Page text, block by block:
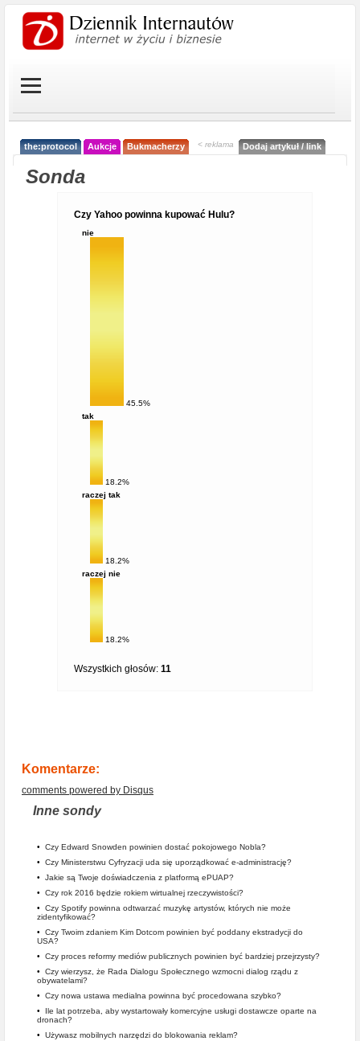
the:protocol Aukcje Bukmacherzy < reklama Dodaj artykuł / link
Sonda
Czy Yahoo powinna kupować Hulu?
nie
45.5%
tak
18.2%
raczej tak
18.2%
raczej nie
18.2%
Wszystkich głosów: 11
Komentarze:
comments powered by Disqus
Inne sondy
• Czy Edward Snowden powinien dostać pokojowego Nobla?
• Czy Ministerstwu Cyfryzacji uda się uporządkować e-administrację?
• Jakie są Twoje doświadczenia z platformą ePUAP?
• Czy rok 2016 będzie rokiem wirtualnej rzeczywistości?
• Czy Spotify powinna odtwarzać muzykę artystów, których nie może
zidentyfikować?
• Czy Twoim zdaniem Kim Dotcom powinien być poddany ekstradycji do
USA?
• Czy proces reformy mediów publicznych powinien być bardziej przejrzysty?
• Czy wierzysz, że Rada Dialogu Społecznego wzmocni dialog rządu z
obywatelami?
• Czy nowa ustawa medialna powinna być procedowana szybko?
• Ile lat potrzeba, aby wystartowały komercyjne usługi dostawcze oparte na
dronach?
• Używasz mobilnych narzędzi do blokowania reklam?